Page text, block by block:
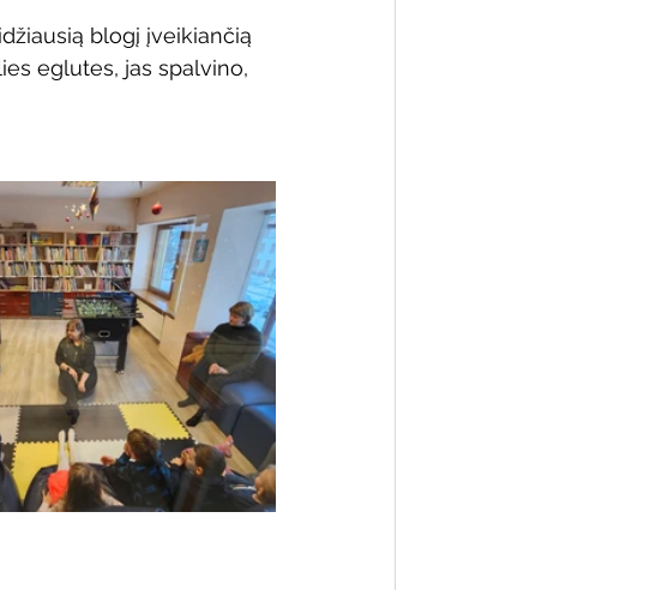
blogį įveikiančią
eglutes, jas spalvino,